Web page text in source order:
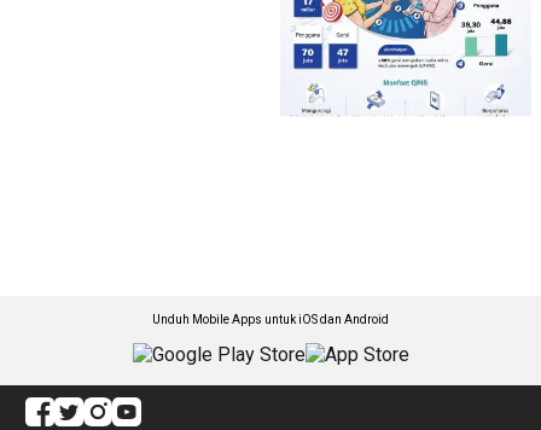
Unduh Mobile Apps untuk iOS dan Android